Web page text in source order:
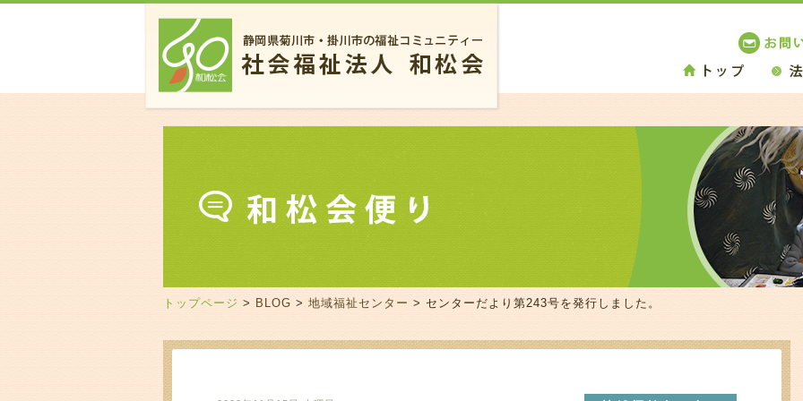
トップページ > BLOG > 地域福祉センター > センターだより第243号を発行しました。